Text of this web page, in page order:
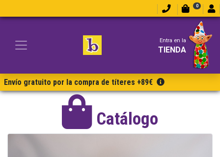
0
Entra en la
TIENDA
Envío gratuito por la compra de títeres +89€
Catálogo